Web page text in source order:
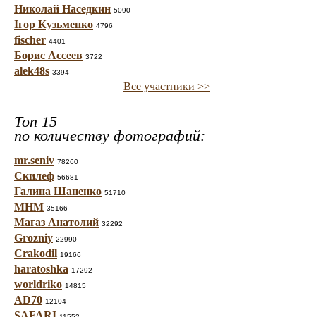
Николай Наседкин 5090
Ігор Кузьменко 4796
fischer 4401
Борис Ассеев 3722
alek48s 3394
Все участники >>
Топ 15
по количеству фотографий:
mr.seniv 78260
Скилеф 56681
Галина Шаненко 51710
МНМ 35166
Магаз Анатолий 32292
Grozniy 22990
Crakodil 19166
haratoshka 17292
worldriko 14815
AD70 12104